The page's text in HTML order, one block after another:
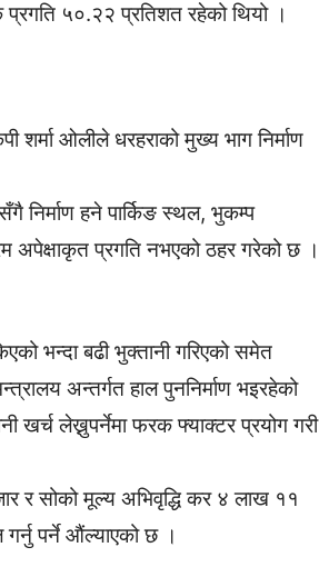
प्रगति ५०.२२ प्रतिशत रहेको थियो ।
शर्मा ओलीले धरहराको मुख्य भाग निर्माण
निर्माण हने पार्किङ स्थल, भुकम्प
अपेक्षाकृत प्रगति नभएको ठहर गरेको छ ।
भन्दा बढी भुक्तानी गरिएको समेत
अन्तर्गत हाल पुननिर्माण भइरहेको
खर्च लेख्नुपर्नेमा फरक फ्याक्टर प्रयोग गरी
र सोको मूल्य अभिवृद्धि कर ४ लाख ११
पर्ने औंल्याएको छ ।